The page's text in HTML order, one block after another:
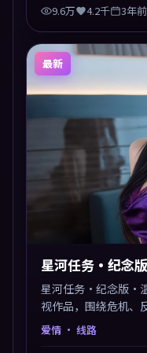
9.6万 4.2千 3年前
最新
星河任务·纪念
星河任务·纪念版·
视作品，围绕危机、
凑，值得推荐观看。
爱情 · 线路